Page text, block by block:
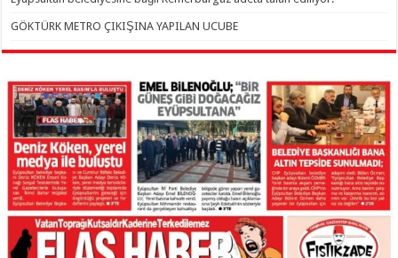
GÖKTÜRK METRO ÇIKIŞINA YAPILAN UCUBE